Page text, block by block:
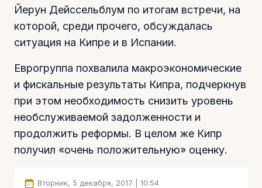
Йерун Дейссельблум по итогам встречи, на
которой, среди прочего, обсуждалась
ситуация на Кипре и в Испании.
Еврогруппа похвалила макроэкономические
и фискальные результаты Кипра, подчеркнув
при этом необходимость снизить уровень
необслуживаемой задолженности и
продолжить реформы. В целом же Кипр
получил «очень положительную» оценку.
Вторник, 5 декабря, 2017 | 10:54